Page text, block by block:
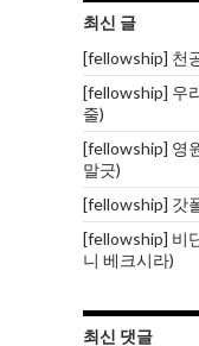
최신 글
[fellowship] 천
[fellowship] 우
줄)
[fellowship] 영
말긋)
[fellowship] 갓
[fellowship] 비
니 베크시라)
최신 댓글